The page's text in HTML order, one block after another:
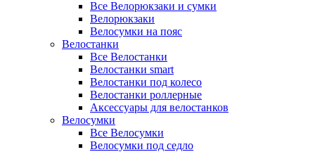
Все Велорюкзаки и сумки
Велорюкзаки
Велосумки на пояс
Велостанки
Все Велостанки
Велостанки smart
Велостанки под колесо
Велостанки роллерные
Аксессуары для велостанков
Велосумки
Все Велосумки
Велосумки под седло